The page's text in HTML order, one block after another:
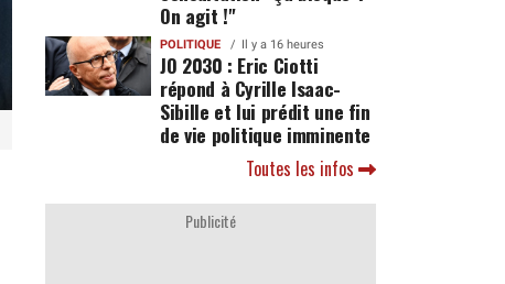
On agit !"
POLITIQUE Il y a 16 heures
JO 2030 : Eric Ciotti
répond à Cyrille Isaac-
Sibille et lui prédit une fin
de vie politique imminente
Toutes les infos
Publicité